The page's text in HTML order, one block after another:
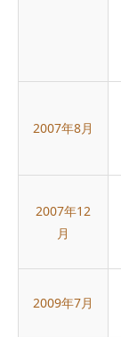
2007年8月
2007年12
月
2009年7月